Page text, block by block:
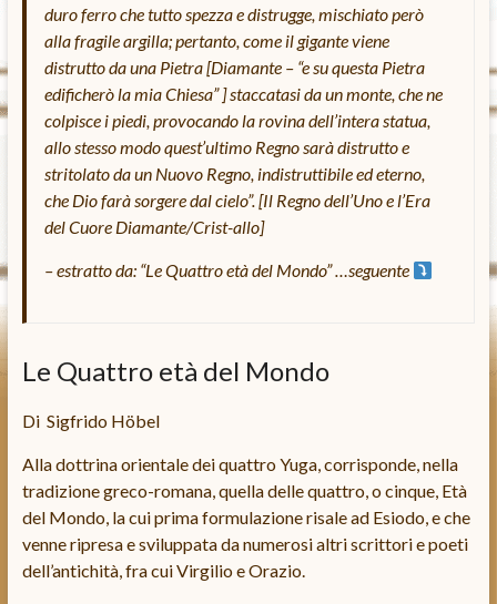
duro ferro che tutto spezza e distrugge, mischiato però
alla fragile argilla; pertanto, come il gigante viene
distrutto da una Pietra [Diamante – “e su questa Pietra
edificherò la mia Chiesa” ] staccatasi da un monte, che ne
colpisce i piedi, provocando la rovina dell’intera statua,
allo stesso modo quest’ultimo Regno sarà distrutto e
stritolato da un Nuovo Regno, indistruttibile ed eterno,
che Dio farà sorgere dal cielo”. [Il Regno dell’Uno e l’Era
del Cuore Diamante/Crist-allo]
– estratto da: “Le Quattro età del Mondo” …seguente
Le Quattro età del Mondo
Di Sigfrido Höbel
Alla dottrina orientale dei quattro Yuga, corrisponde, nella
tradizione greco-romana, quella delle quattro, o cinque, Età
del Mondo, la cui prima formulazione risale ad Esiodo, e che
venne ripresa e sviluppata da numerosi altri scrittori e poeti
dell’antichità, fra cui Virgilio e Orazio.